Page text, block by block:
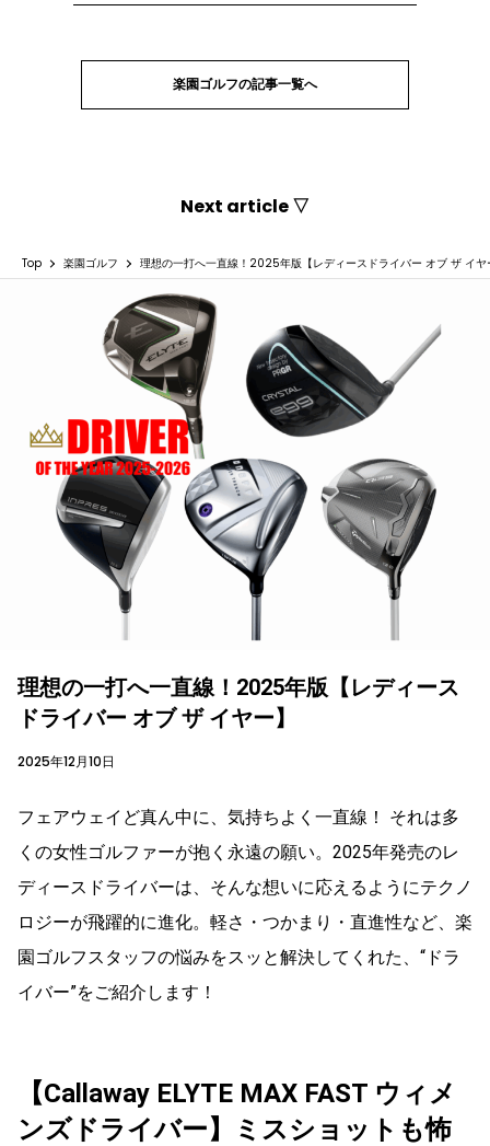
楽園ゴルフの記事一覧へ
Next article ▽
Top 楽園ゴルフ 理想の一打へ一直線！2025年版【レディースドライバー オブ ザ イヤ
理想の一打へ一直線！2025年版【レディース
ドライバー オブ ザ イヤー】
2025年12月10日
フェアウェイど真ん中に、気持ちよく一直線！ それは多
くの女性ゴルファーが抱く永遠の願い。2025年発売のレ
ディースドライバーは、そんな想いに応えるようにテクノ
ロジーが飛躍的に進化。軽さ・つかまり・直進性など、楽
園ゴルフスタッフの悩みをスッと解決してくれた、“ドラ
イバー”をご紹介します！
【Callaway ELYTE MAX FAST ウィメ
ンズドライバー】ミスショットも怖